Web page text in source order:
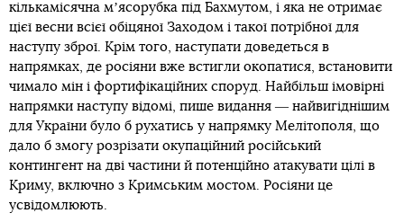
кількамісячна мʼясорубка під Бахмутом, і яка не отримає
цієї весни всієї обіцяної Заходом і такої потрібної для
наступу зброї. Крім того, наступати доведеться в
напрямках, де росіяни вже встигли окопатися, встановити
чимало мін і фортифікаційних споруд. Найбільш імовірні
напрямки наступу відомі, пише видання ― найвигіднішим
для України було б рухатись у напрямку Мелітополя, що
дало б змогу розрізати окупаційний російський
контингент на дві частини й потенційно атакувати цілі в
Криму, включно з Кримським мостом. Росіяни це
усвідомлюють.